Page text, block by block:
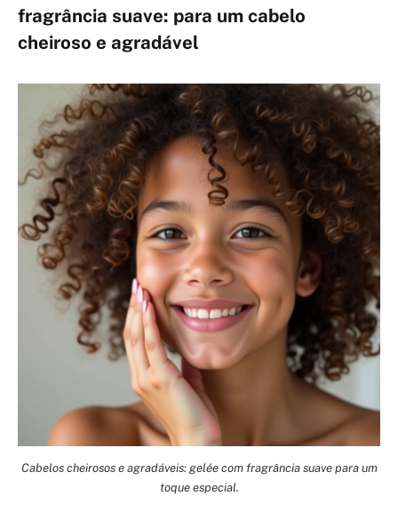
fragrância suave: para um cabelo
cheiroso e agradável
Cabelos cheirosos e agradáveis: gelée com fragrância suave para um
toque especial.